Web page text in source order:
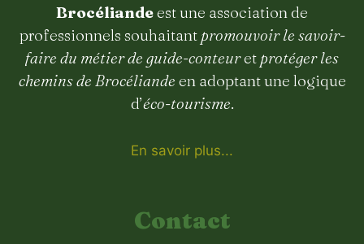
Brocéliandeest une association de
professionnels souhaitant promouvoir le savoir-
faire du métier de guide-conteuret protéger les
chemins de Brocéliande en adoptant une logique
d’éco-tourisme.
En savoir plus...
Contact